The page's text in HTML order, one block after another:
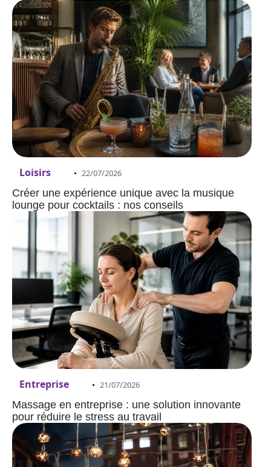
Loisirs 22/07/2026
Créer une expérience unique avec la musique
lounge pour cocktails : nos conseils
Entreprise 21/07/2026
Massage en entreprise : une solution innovante
pour réduire le stress au travail